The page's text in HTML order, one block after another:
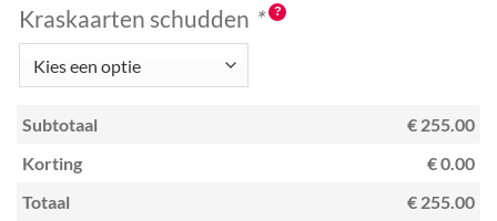
Kraskaarten schudden *
Subtotaal
€ 255.00
Korting
€ 0.00
Totaal
€ 255.00